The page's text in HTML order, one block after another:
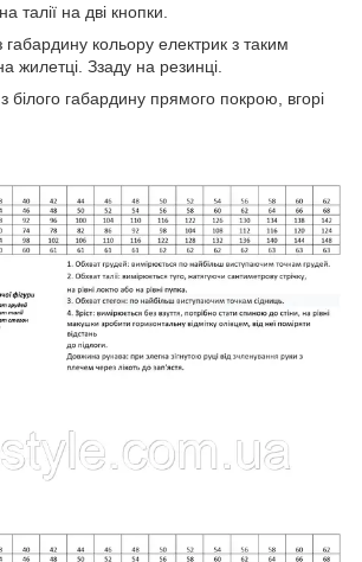
талії на дві кнопки.
габардину кольору електрик з таким
жилетці. Ззаду на резинці.
білого габардину прямого покрою, вгорі